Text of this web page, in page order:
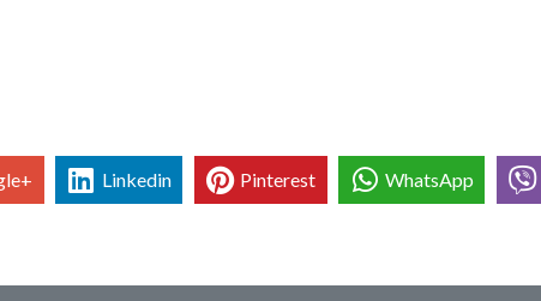
Linkedin Pinterest WhatsApp